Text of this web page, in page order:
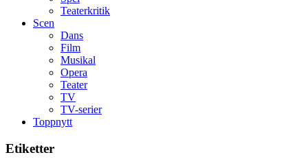
Teaterkritik
Scen
Dans
Film
Musikal
Opera
Teater
TV
TV-serier
Toppnytt
Etiketter